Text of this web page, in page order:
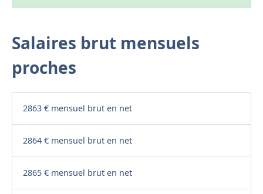
Salaires brut mensuels
proches
2863 € mensuel brut en net
2864 € mensuel brut en net
2865 € mensuel brut en net